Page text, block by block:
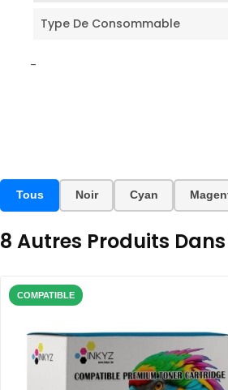
Type De Consommable
-
Tous Noir Cyan
8 Autres Produits
COMPATIBLE